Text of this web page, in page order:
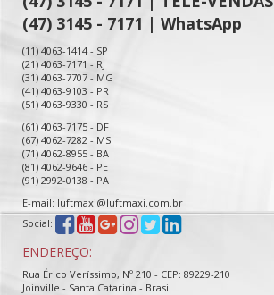
(47) 3145 - 7171 | WhatsApp
(11) 4063-1414 - SP
(21) 4063-7171 - RJ
(31) 4063-7707 - MG
(41) 4063-9103 - PR
(51) 4063-9330 - RS
(61) 4063-7175 - DF
(67) 4062-7282 - MS
(71) 4062-8955 - BA
(81) 4062-9646 - PE
(91) 2992-0138 - PA
E-mail: luftmaxi@luftmaxi.com.br
Social:
ENDEREÇO:
Rua Érico Veríssimo, Nº 210 - CEP: 89229-210
Joinville - Santa Catarina - Brasil